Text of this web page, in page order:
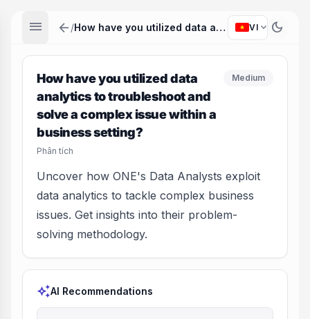
menu arrow_back / How have you utilized data analytics to troubleshoot and solve a complex issue within a business setting? VI expand_more dark_mode
How have you utilized data
analytics to troubleshoot and
solve a complex issue within a
business setting?
Phân tích
Medium
Uncover how ONE's Data Analysts exploit
data analytics to tackle complex business
issues. Get insights into their problem-
solving methodology.
auto_awesomeAI Recommendations